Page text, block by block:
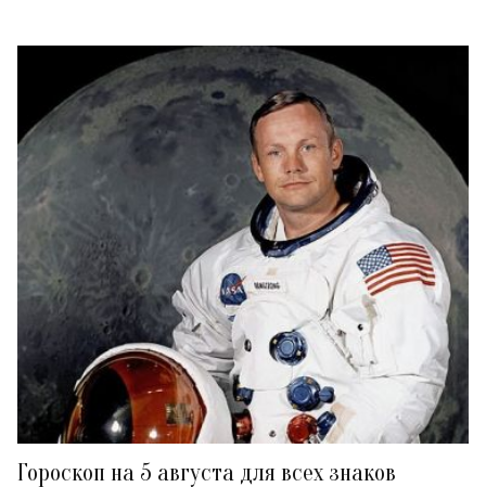
Гороскоп на 5 августа для всех знаков